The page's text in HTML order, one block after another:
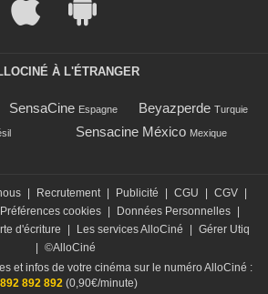
À L'ÉTRANGER
SensaCine Espagne Beyazperde Turquie
Sensacine México Mexique
Recrutement Publicité CGU CGV
Préférences cookies Données Personnelles
d'écriture Les services AlloCiné
Gérer Utiq
©AlloCiné
et infos de votre cinéma sur le numéro AlloCiné :
892 892(0,90€/minute)